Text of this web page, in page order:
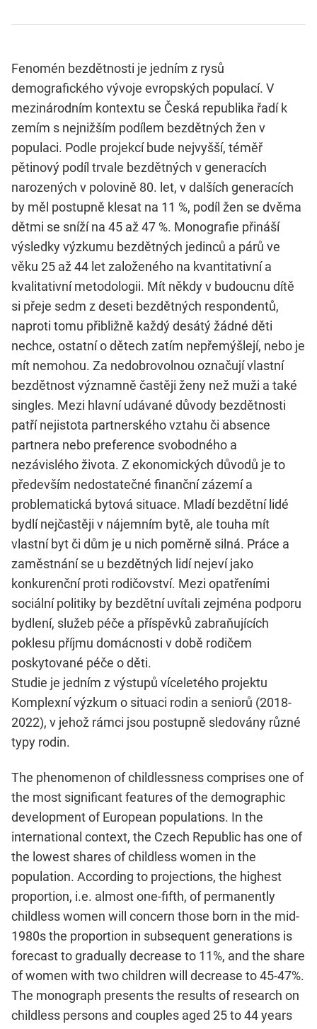
Fenomén bezdětnosti je jedním z rysů
demografického vývoje evropských populací. V
mezinárodním kontextu se Česká republika řadí k
zemím s nejnižším podílem bezdětných žen v
populaci. Podle projekcí bude nejvyšší, téměř
pětinový podíl trvale bezdětných v generacích
narozených v polovině 80. let, v dalších generacích
by měl postupně klesat na 11 %, podíl žen se dvěma
dětmi se sníží na 45 až 47 %. Monografie přináší
výsledky výzkumu bezdětných jedinců a párů ve
věku 25 až 44 let založeného na kvantitativní a
kvalitativní metodologii. Mít někdy v budoucnu dítě
si přeje sedm z deseti bezdětných respondentů,
naproti tomu přibližně každý desátý žádné děti
nechce, ostatní o dětech zatím nepřemýšlejí, nebo je
mít nemohou. Za nedobrovolnou označují vlastní
bezdětnost významně častěji ženy než muži a také
singles. Mezi hlavní udávané důvody bezdětnosti
patří nejistota partnerského vztahu či absence
partnera nebo preference svobodného a
nezávislého života. Z ekonomických důvodů je to
především nedostatečné finanční zázemí a
problematická bytová situace. Mladí bezdětní lidé
bydlí nejčastěji v nájemním bytě, ale touha mít
vlastní byt či dům je u nich poměrně silná. Práce a
zaměstnání se u bezdětných lidí nejeví jako
konkurenční proti rodičovství. Mezi opatřeními
sociální politiky by bezdětní uvítali zejména podporu
bydlení, služeb péče a příspěvků zabraňujících
poklesu příjmu domácnosti v době rodičem
poskytované péče o děti.
Studie je jedním z výstupů víceletého projektu
Komplexní výzkum o situaci rodin a seniorů (2018-
2022), v jehož rámci jsou postupně sledovány různé
typy rodin.
The phenomenon of childlessness comprises one of
the most significant features of the demographic
development of European populations. In the
international context, the Czech Republic has one of
the lowest shares of childless women in the
population. According to projections, the highest
proportion, i.e. almost one-fifth, of permanently
childless women will concern those born in the mid-
1980s the proportion in subsequent generations is
forecast to gradually decrease to 11%, and the share
of women with two children will decrease to 45-47%.
The monograph presents the results of research on
childless persons and couples aged 25 to 44 years